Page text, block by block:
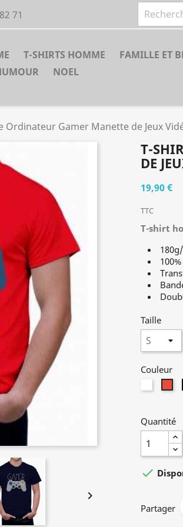
71
T-SHIRTS HOMME FAMILLE ET
NOEL
Ordinateur Gamer Manette de Jeux

T-
DE
19,90 €
TTC
T-shirt
Taille
Couleur
Quantité

Partager